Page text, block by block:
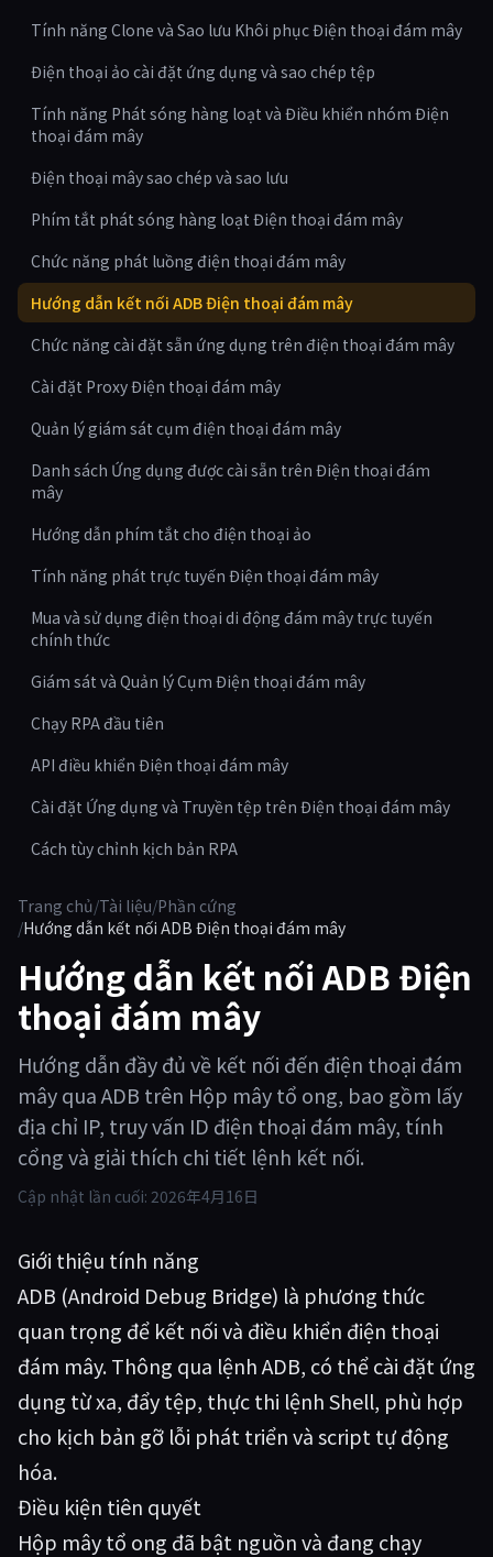
Tính năng Clone và Sao lưu Khôi phục Điện thoại đám mây
Điện thoại ảo cài đặt ứng dụng và sao chép tệp
Tính năng Phát sóng hàng loạt và Điều khiển nhóm Điện
thoại đám mây
Điện thoại mây sao chép và sao lưu
Phím tắt phát sóng hàng loạt Điện thoại đám mây
Chức năng phát luồng điện thoại đám mây
Hướng dẫn kết nối ADB Điện thoại đám mây
Chức năng cài đặt sẵn ứng dụng trên điện thoại đám mây
Cài đặt Proxy Điện thoại đám mây
Quản lý giám sát cụm điện thoại đám mây
Danh sách Ứng dụng được cài sẵn trên Điện thoại đám
mây
Hướng dẫn phím tắt cho điện thoại ảo
Tính năng phát trực tuyến Điện thoại đám mây
Mua và sử dụng điện thoại di động đám mây trực tuyến
chính thức
Giám sát và Quản lý Cụm Điện thoại đám mây
Chạy RPA đầu tiên
API điều khiển Điện thoại đám mây
Cài đặt Ứng dụng và Truyền tệp trên Điện thoại đám mây
Cách tùy chỉnh kịch bản RPA
Trang chủ/Tài liệu/Phần cứng
/Hướng dẫn kết nối ADB Điện thoại đám mây
Hướng dẫn kết nối ADB Điện
thoại đám mây
Hướng dẫn đầy đủ về kết nối đến điện thoại đám
mây qua ADB trên Hộp mây tổ ong, bao gồm lấy
địa chỉ IP, truy vấn ID điện thoại đám mây, tính
cổng và giải thích chi tiết lệnh kết nối.
Cập nhật lần cuối: 2026年4月16日
Giới thiệu tính năng
ADB (Android Debug Bridge) là phương thức
quan trọng để kết nối và điều khiển điện thoại
đám mây. Thông qua lệnh ADB, có thể cài đặt ứng
dụng từ xa, đẩy tệp, thực thi lệnh Shell, phù hợp
cho kịch bản gỡ lỗi phát triển và script tự động
hóa.
Điều kiện tiên quyết
Hộp mây tổ ong đã bật nguồn và đang chạy